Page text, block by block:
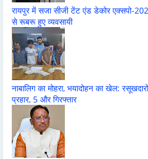
रायपुर में सजा सीजी टेंट एंड डेकोर एक्सपो-
से रूबरू हुए व्यवसायी
नाबालिग का मोहरा, भयादोहन का खेल:
प्रहार, 5 और गिरफ्तार